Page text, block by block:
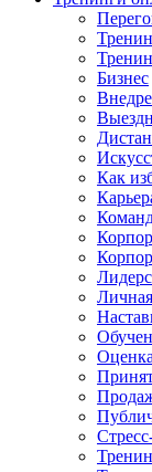
Бизнес
Как